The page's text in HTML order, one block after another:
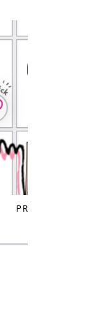
徴が
想の
、毎
くな
りま
脂や
にな
やさ
ませ
にな
すめ
ア、
のト
数が
！ 医
クや
力の
アプ
す。
毛
生
、ア
にわ
いる
ま
壊す
クに
比較
P
イト
、一
いま
・
選べ
営
器の
ナル
ミ
プラ
ム ・
ペー
や友
社か
ィー
が良
ラー
の相
ある
やか
す。
り、
成。
きま
選び
ン・
クに
リュ
リッ
なく
ング
こは
が慣
がモ
ベー
すも
ど、
。最
メ購
るの
回
活用
な理
であ
安
で
す。
する
まっ
やド
。 普
魅力
イト
な魅
PR